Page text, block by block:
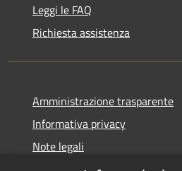
Leggi le FAQ
Richiesta assistenza
Amministrazione trasparente
Informativa privacy
Note legali